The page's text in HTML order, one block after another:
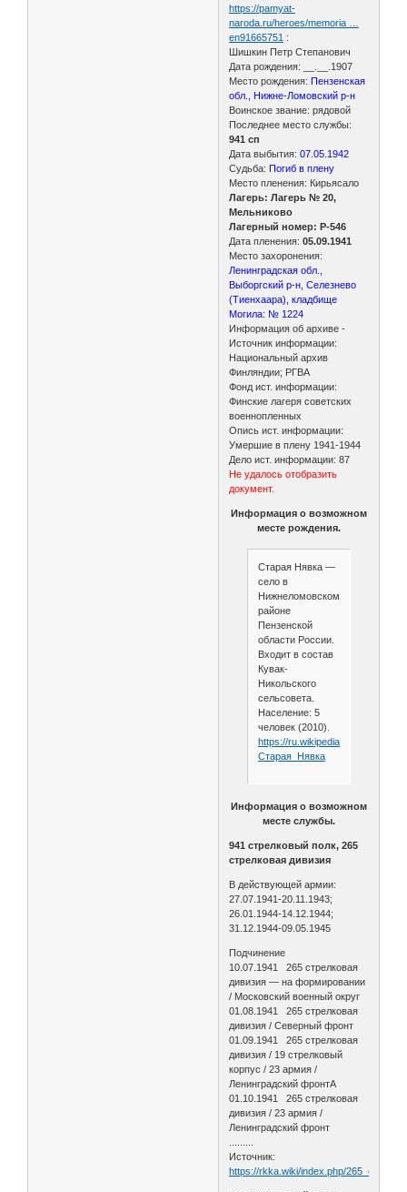
https://pamyat-
naroda.ru/heroes/memoria …
en91665751 :
Шишкин Петр Степанович
Дата рождения: __.__.1907
Место рождения:Пензенская
обл., Нижне-Ломовский р-н
Воинское звание: рядовой
Последнее место службы:
941 сп
Дата выбытия: 07.05.1942
Судьба: Погиб в плену
Место пленения: Кирьясало
Лагерь: Лагерь № 20,
Мельниково
Лагерный номер: P-546
Дата пленения:05.09.1941
Место захоронения:
Ленинградская обл.,
Выборгский р-н, Селезнево
(Тиенхаара), кладбище
Могила: № 1224
Информация об архиве -
Источник информации:
Национальный архив
Финляндии; РГВА
Фонд ист. информации:
Финские лагеря советских
военнопленных
Опись ист. информации:
Умершие в плену 1941-1944
Дело ист. информации: 87
Не удалось отобразить
документ.
Информация о возможном
месте рождения.
Старая Нявка —
село в
Нижнеломовском
районе
Пензенской
области России.
Входит в состав
Кувак-
Никольского
сельсовета.
Население: 5
человек (2010).
https://ru.wikipedia.org/wiki/
Старая_Нявка
Информация о возможном
месте службы.
941 стрелковый полк, 265
стрелковая дивизия
В действующей армии:
27.07.1941-20.11.1943;
26.01.1944-14.12.1944;
31.12.1944-09.05.1945
Подчинение
10.07.1941 265 стрелковая
дивизия — на формировании
/ Московский военный округ
01.08.1941 265 стрелковая
дивизия / Северный фронт
01.09.1941 265 стрелковая
дивизия / 19 стрелковый
корпус / 23 армия /
Ленинградский фронтА
01.10.1941 265 стрелковая
дивизия / 23 армия /
Ленинградский фронт
Источник:
https://rkka.wiki/index.php/